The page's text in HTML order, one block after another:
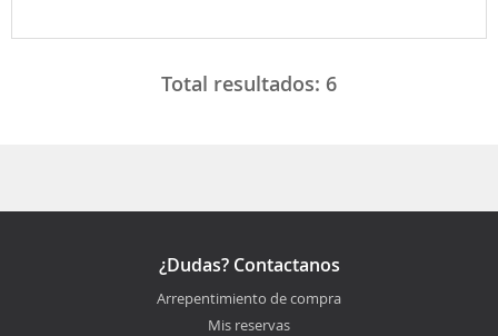
Total resultados: 6
¿Dudas? Contactanos
Arrepentimiento de compra
Mis reservas